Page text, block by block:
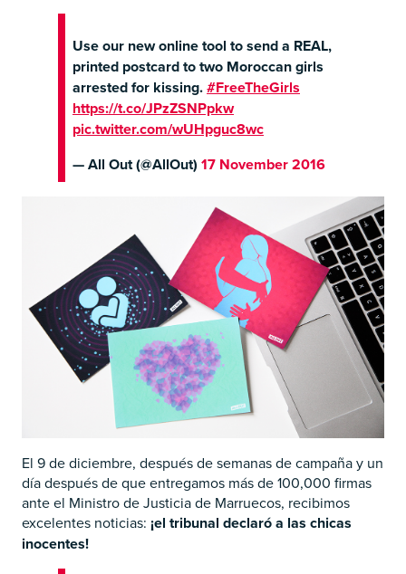
Use our new online tool to send a REAL,
printed postcard to two Moroccan girls
arrested for kissing.#FreeTheGirls
https://t.co/JPzZSNPpkw
pic.twitter.com/wUHpguc8wc
— All Out (@AllOut) 17 November 2016
El 9 de diciembre, después de semanas de campaña y un
día después de que entregamos más de 100,000 firmas
ante el Ministro de Justicia de Marruecos, recibimos
excelentes noticias: ¡el tribunal declaró a las chicas
inocentes!